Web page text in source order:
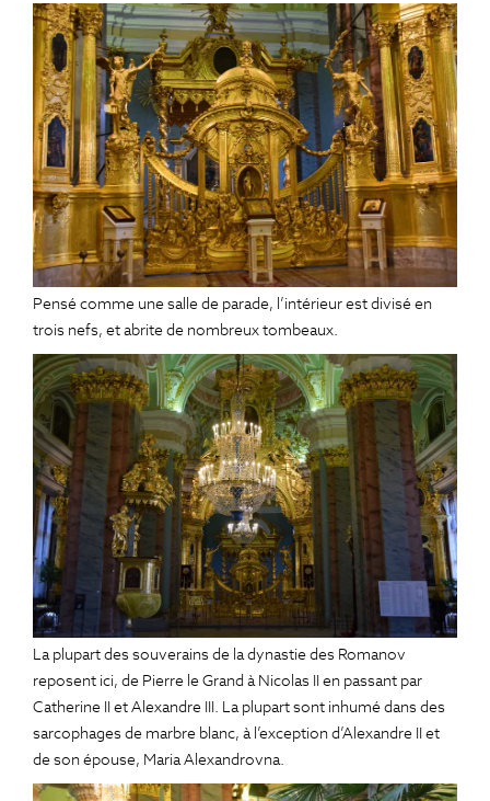
Pensé comme une salle de parade, l’intérieur est divisé en
trois nefs, et abrite de nombreux tombeaux.
La plupart des souverains de la dynastie des Romanov
reposent ici, de Pierre le Grand à Nicolas II en passant par
Catherine II et Alexandre III. La plupart sont inhumé dans des
sarcophages de marbre blanc, à l’exception d’Alexandre II et
de son épouse, Maria Alexandrovna.